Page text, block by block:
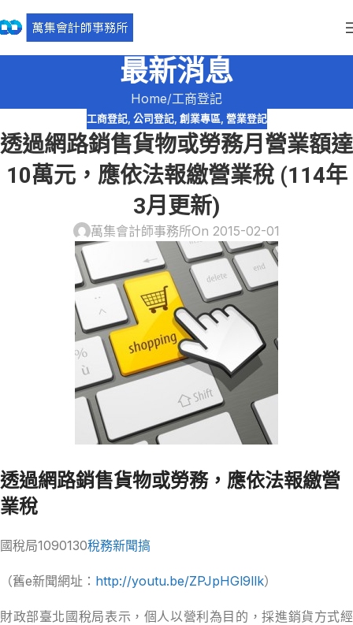
最新消息
Home 工商登記
工商登記, 公司登記, 創業專區, 營業登記
透過網路銷售貨物或勞務月營業額達
10萬元，應依法報繳營業稅 (114年
3月更新)
萬集會計師事務所On 2015-02-01
透過網路銷售貨物或勞務，應依法報繳營
業稅
國稅局1090130稅務新聞搞
（舊e新聞網址： http://youtu.be/ZPJpHGl9llk）
財政部臺北國稅局表示，個人以營利為目的，採進銷貨方式經